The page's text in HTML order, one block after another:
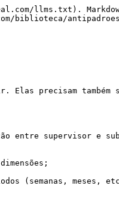
llms.txt).
biblioteca/
Elas precisam
entre supervisor
(semanas, meses,